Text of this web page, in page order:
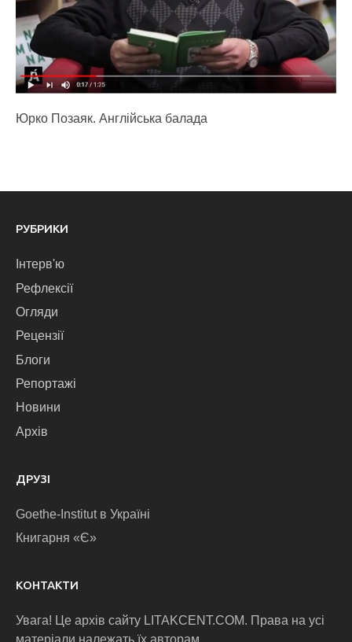
Юрко Позаяк. Англійська балада
РУБРИКИ
Інтерв'ю
Рефлексії
Огляди
Рецензії
Блоги
Репортажі
Новини
Архів
ДРУЗІ
Goethe-Institut в Україні
Книгарня «Є»
КОНТАКТИ
Увага! Це архів сайту LITAKCENT.COM. Права на усі